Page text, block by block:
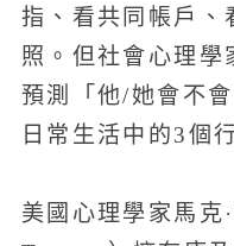
指、看共同帳戶、
照。但社會心理學
預測「他/她會不
日常生活中的3個
美國心理學家馬克